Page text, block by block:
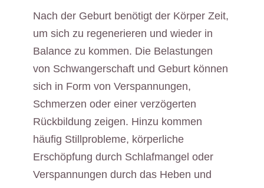
Nach der Geburt benötigt der Körper Zeit,
um sich zu regenerieren und wieder in
Balance zu kommen. Die Belastungen
von Schwangerschaft und Geburt können
sich in Form von Verspannungen,
Schmerzen oder einer verzögerten
Rückbildung zeigen. Hinzu kommen
häufig Stillprobleme, körperliche
Erschöpfung durch Schlafmangel oder
Verspannungen durch das Heben und